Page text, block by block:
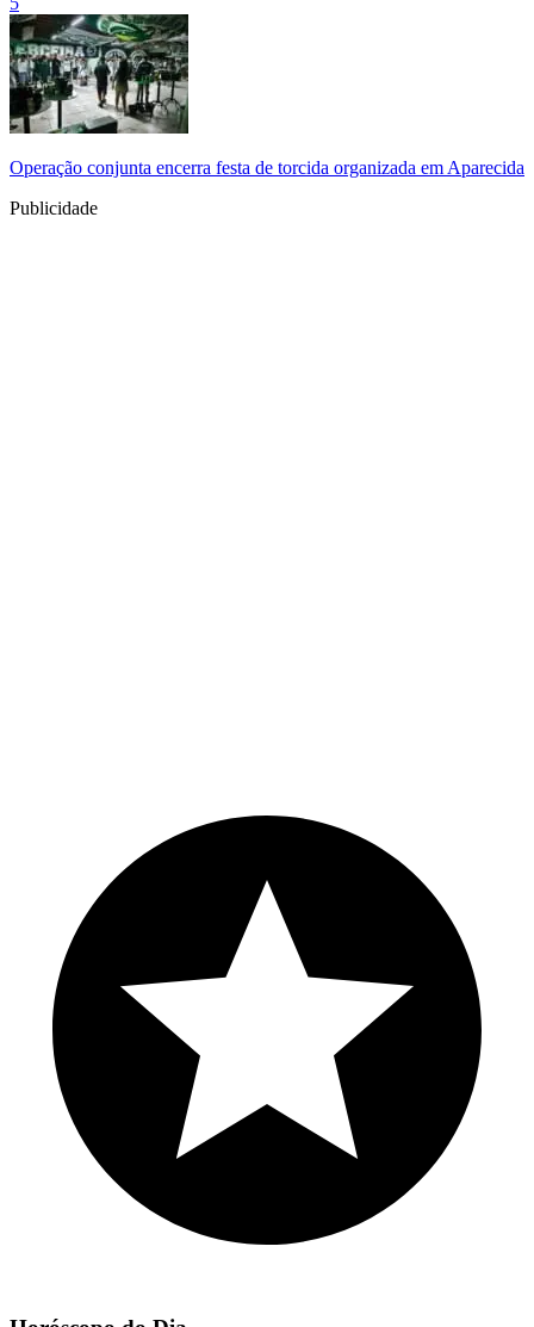
Operação conjunta encerra festa de torcida organizada em Aparecida
Publicidade